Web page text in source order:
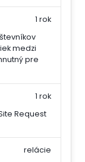
medzi
pre
1 rok
Request
1 rok
relácie